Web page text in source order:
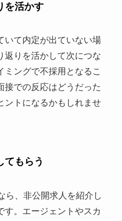
を活かす
いて内定が出ていない場
返りを活かして次につな
ミングで不採用となるこ
接での反応はどうだった
ントになるかもしれませ
てもらう
ら、非公開求人を紹介し
す。エージェントやスカ